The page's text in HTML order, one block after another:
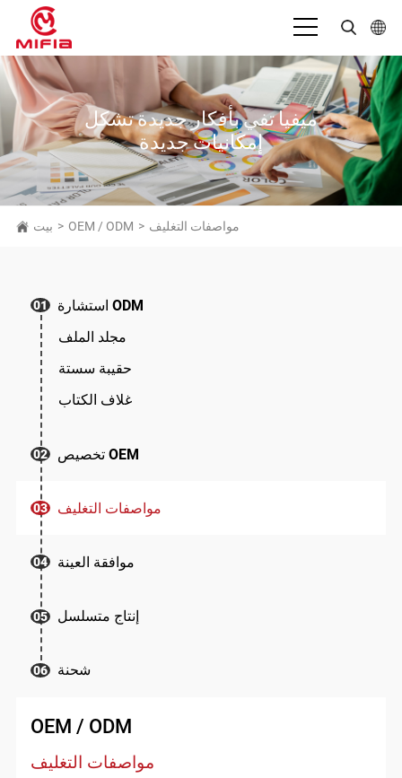
بالعربية
English
Deutsch
Español
ميفيا تفي بأفكار جديدة تشكل
إمكانيات جديدة
بيت > OEM / ODM > مواصفات التغليف
01
استشارة ODM
مجلد الملف
حقيبة سستة
غلاف الكتاب
02 تخصيص OEM
03 مواصفات التغليف
04 موافقة العينة
05 إنتاج متسلسل
06 شحنة
OEM / ODM
مواصفات التغليف